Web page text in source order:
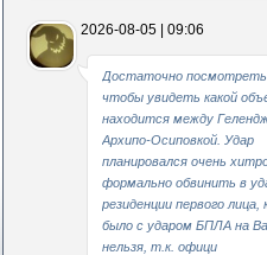
2026-08-05 | 09:06
Достаточно посмотреть
чтобы увидеть какой
находится между
Архипо-Осиповкой. Удар
планировался очень
формально обвинить в
резиденции первого лица,
было с ударом БПЛА на
нельзя, т.к. офици